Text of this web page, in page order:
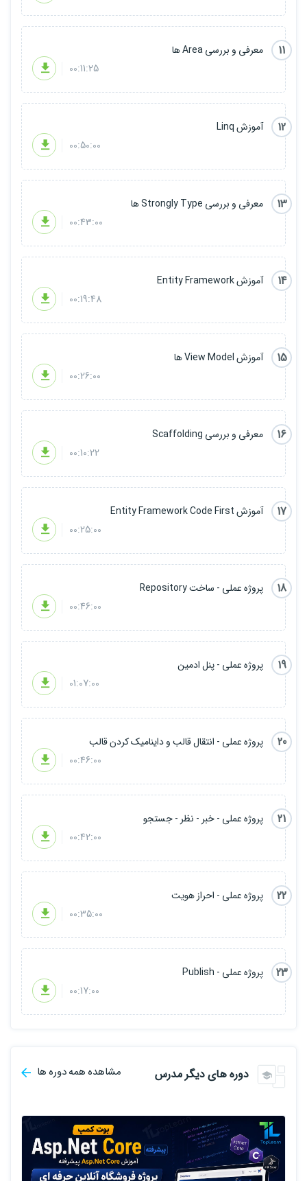
11
معرفی و بررسی Area ها
00:11:25
12
آموزش Linq
00:50:00
13
معرفی و بررسی Strongly Type ها
00:43:00
14
آموزش Entity Framework
00:19:48
15
آموزش View Model ها
00:26:00
16
معرفی و بررسی Scaffolding
00:10:22
17
آموزش Entity Framework Code First
00:25:00
18
پروژه عملی - ساخت Repository
00:46:00
19
پروژه عملی - پنل ادمین
01:07:00
20
پروژه عملی - انتقال قالب و داینامیک کردن قالب
00:46:00
21
پروژه عملی - خبر - نظر - جستجو
00:42:00
22
پروژه عملی - احراز هویت
00:35:00
23
پروژه عملی - Publish
00:17:00
دوره های دیگر مدرس مشاهده همه دوره ها